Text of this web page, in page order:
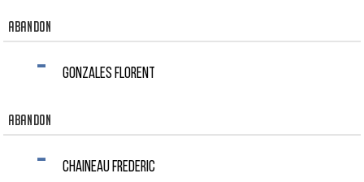
Abandon
- GONZALES FLORENT
Abandon
- CHAINEAU FREDERIC